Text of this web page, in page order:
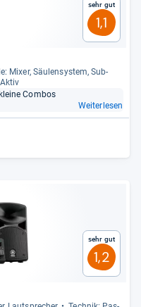
Sehr gut
1,1
Mixer, Säu­len­sys­tem, Sub­
Com­bos
Weiterlesen
Sehr gut
1,2